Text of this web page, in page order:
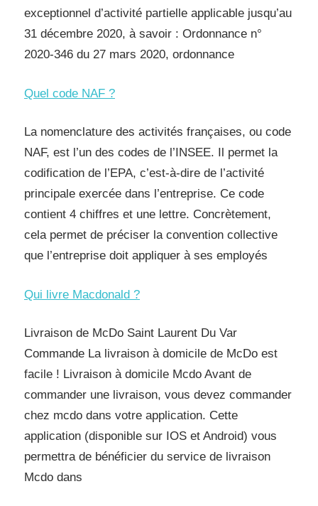
exceptionnel d’activité partielle applicable jusqu’au
31 décembre 2020, à savoir : Ordonnance n°
2020-346 du 27 mars 2020, ordonnance
Quel code NAF ?
La nomenclature des activités françaises, ou code
NAF, est l’un des codes de l’INSEE. Il permet la
codification de l’EPA, c’est-à-dire de l’activité
principale exercée dans l’entreprise. Ce code
contient 4 chiffres et une lettre. Concrètement,
cela permet de préciser la convention collective
que l’entreprise doit appliquer à ses employés
Qui livre Macdonald ?
Livraison de McDo Saint Laurent Du Var
Commande La livraison à domicile de McDo est
facile ! Livraison à domicile Mcdo Avant de
commander une livraison, vous devez commander
chez mcdo dans votre application. Cette
application (disponible sur IOS et Android) vous
permettra de bénéficier du service de livraison
Mcdo dans